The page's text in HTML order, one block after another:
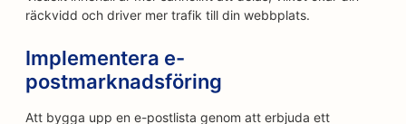
räckvidd och driver mer trafik till din webbplats.
Implementera e-
postmarknadsföring
Att bygga upp en e-postlista genom att erbjuda ett